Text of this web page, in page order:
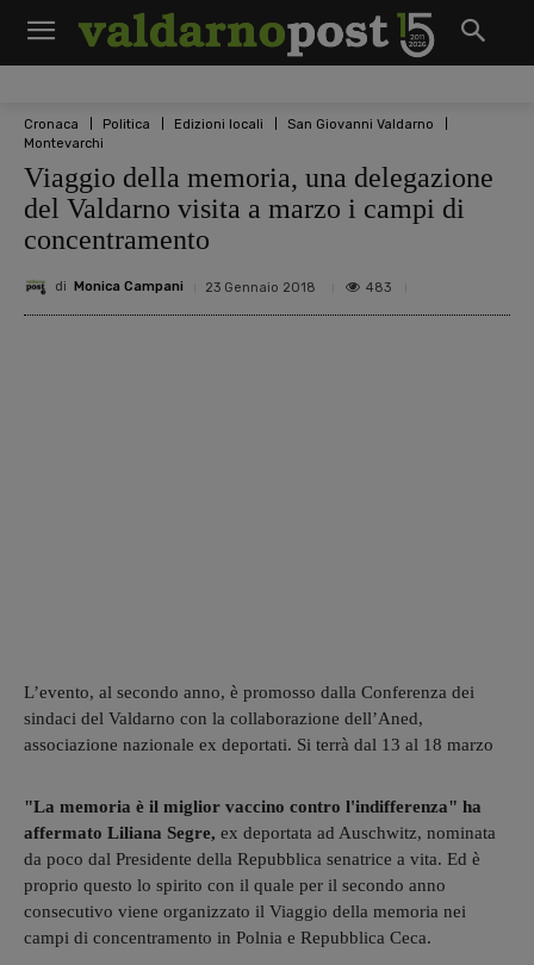
Cronaca Politica Edizioni locali
San Giovanni Valdarno
Montevarchi
Viaggio della memoria, una delegazione
del Valdarno visita a marzo i campi di
concentramento
di Monica Campani 23 Gennaio 2018 483
L’evento, al secondo anno, è promosso dalla Conferenza dei
sindaci del Valdarno con la collaborazione dell’Aned,
associazione nazionale ex deportati. Si terrà dal 13 al 18 marzo
"La memoria è il miglior vaccino contro l'indifferenza" ha
affermato Liliana Segre, ex deportata ad Auschwitz, nominata
da poco dal Presidente della Repubblica senatrice a vita. Ed è
proprio questo lo spirito con il quale per il secondo anno
consecutivo viene organizzato il Viaggio della memoria nei
campi di concentramento in Polnia e Repubblica Ceca.